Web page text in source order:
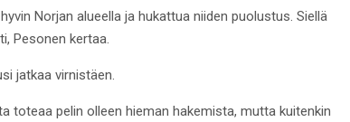
Norjan alueella ja hukattua niiden puolustus. Siellä
Pesonen kertaa.
jatkaa virnistäen.
toteaa pelin olleen hieman hakemista, mutta kuitenkin